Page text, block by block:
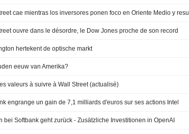
ouvre dans le désordre, le Dow Jones proche de son record
hertekent de optische markt
eeuw van Amerika?
valeurs à suivre à Wall Street (actualisé)
engrange un gain de 7,1 milliards d'euros sur ses actions Intel
bei Softbank geht zurück - Zusätzliche Investitionen in OpenAI